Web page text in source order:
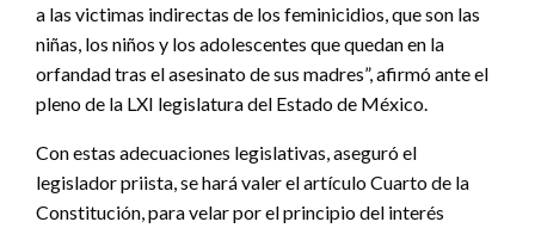
a las victimas indirectas de los feminicidios, que son las
niñas, los niños y los adolescentes que quedan en la
orfandad tras el asesinato de sus madres”, afirmó ante el
pleno de la LXI legislatura del Estado de México.
Con estas adecuaciones legislativas, aseguró el
legislador priista, se hará valer el artículo Cuarto de la
Constitución, para velar por el principio del interés